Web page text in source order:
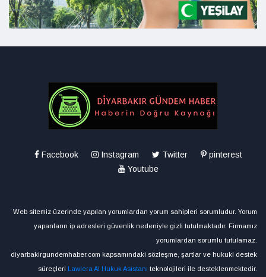
Facebook Instagram Twitter
pinterest
Youtube
Web sitemiz üzerinde yapılan yorumlardan yorum sahipleri sorumludur. Yorum
yapanların ip adresleri güvenlik nedeniyle gizli tutulmaktadır. Firmamız
yorumlardan sorumlu tutulamaz.
diyarbakirgundemhaber.com kapsamındaki sözleşme, şartlar ve hukuki destek
süreçleri Lawlera AI Hukuk Asistanı teknolojileri ile desteklenmektedir.